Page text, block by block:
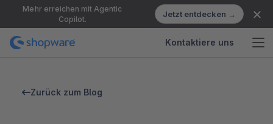
Mehr erreichen mit Agentic
Copilot.
Jetzt entdecken →
Kontaktiere uns
Zurück zum Blog